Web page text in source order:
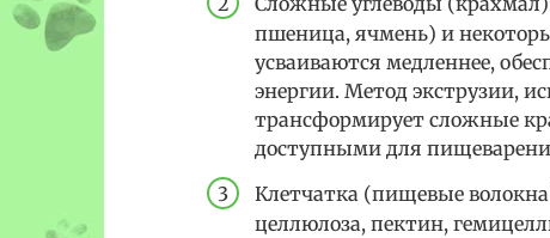
пшеница, ячмень) и
усваиваются медленнее,
энергии. Метод экструзии,
трансформирует сложные
доступными для
Клетчатка (пищевые
целлюлоза, пектин,